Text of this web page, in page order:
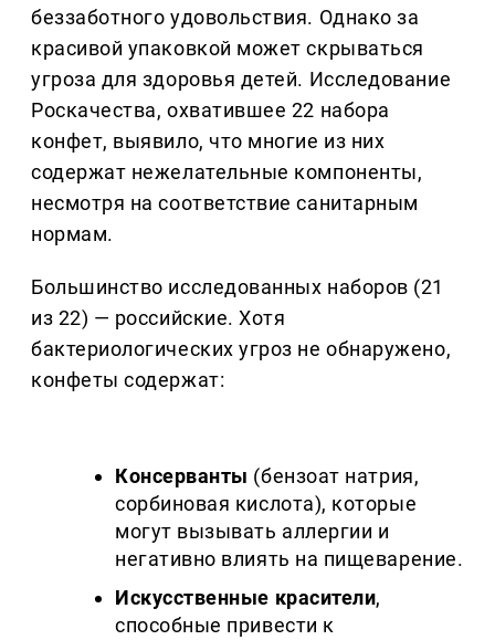
беззаботного удовольствия. Однако за
красивой упаковкой может скрываться
угроза для здоровья детей. Исследование
Роскачества, охватившее 22 набора
конфет, выявило, что многие из них
содержат нежелательные компоненты,
несмотря на соответствие санитарным
нормам.
Большинство исследованных наборов (21
из 22) — российские. Хотя
бактериологических угроз не обнаружено,
конфеты содержат:
Консерванты (бензоат натрия,
сорбиновая кислота), которые
могут вызывать аллергии и
негативно влиять на пищеварение.
Искусственные красители,
способные привести к